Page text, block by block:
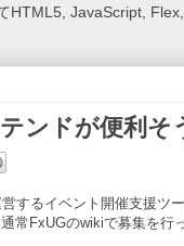
HTML5, JavaScript,
ンドが便利そ
するイベント開催支援ツ
常FxUGのwikiで募集を行